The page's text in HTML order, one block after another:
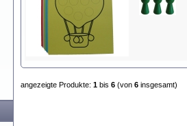
angezeigte Produkte: 1 bis 6 (von 6 insgesamt)